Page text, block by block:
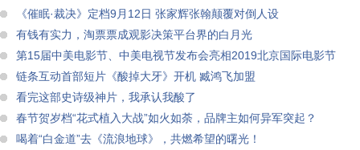
《催眠·裁决》定档9月12日 张家辉张翰颠覆对倒人设
有钱有实力，淘票票成观影决策平台界的白月光
第15届中美电影节、中美电视节发布会亮相2019北京国际电影节
链条互动首部短片《酸掉大牙》开机 臧鸿飞加盟
看完这部史诗级神片，我承认我酸了
春节贺岁档“花式植入大战”如火如荼，品牌主如何异军突起？
喝着“白金道”去《流浪地球》，共燃希望的曙光！